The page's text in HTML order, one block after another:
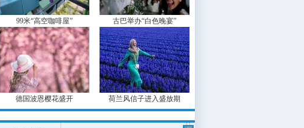
99米“高空咖啡屋” 古巴举办“白色晚宴”
德国波恩樱花盛开 荷兰风信子进入盛放期